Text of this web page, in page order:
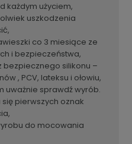
każdym użyciem,
uszkodzenia
co 3 miesiące ze
i bezpieczeństwa,
bezpiecznego silikonu –
, PCV, lateksu i ołowiu,
uważnie sprawdź wyrób.
pierwszych oznak
do mocowania